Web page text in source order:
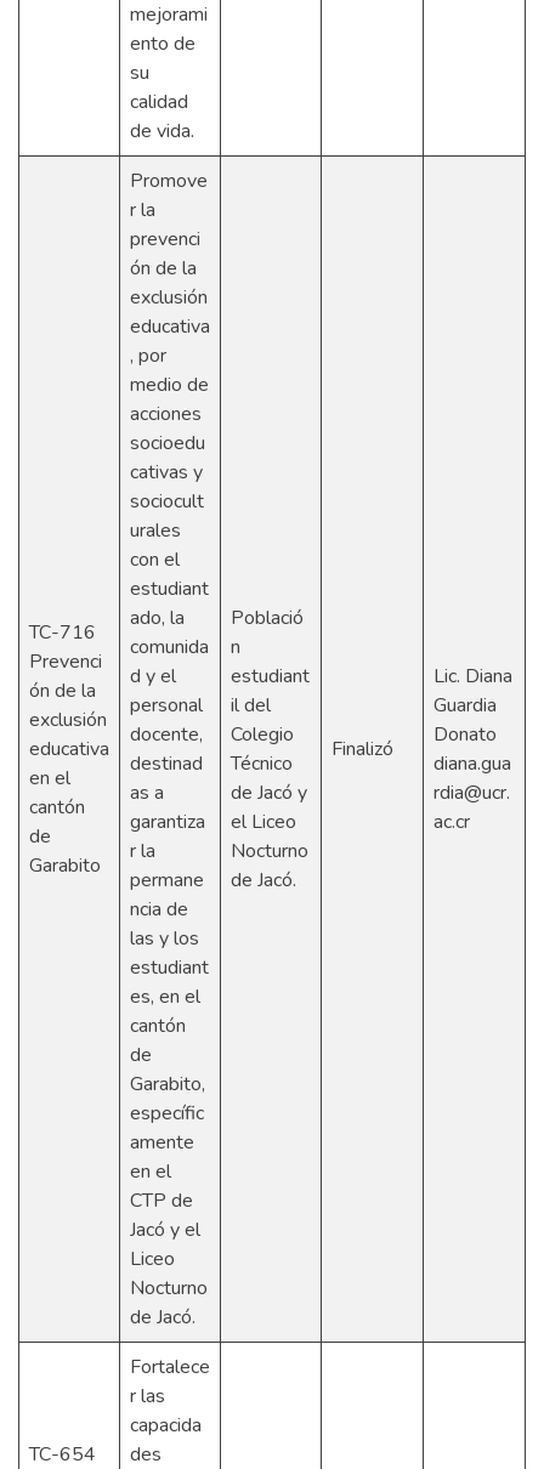
mejorami
ento de
su
calidad
de vida.
TC-716
Prevenci
ón de la
exclusión
educativa
en el
cantón
de
Garabito
Promove
r la
prevenci
ón de la
exclusión
educativa
, por
medio de
acciones
socioedu
cativas y
sociocult
urales
con el
estudiant
ado, la
comunida
d y el
personal
docente,
destinad
as a
garantiza
r la
permane
ncia de
las y los
estudiant
es, en el
cantón
de
Garabito,
específic
amente
en el
CTP de
Jacó y el
Liceo
Nocturno
de Jacó.
Població
n
estudiant
il del
Colegio
Técnico
de Jacó y
el Liceo
Nocturno
de Jacó.
Finalizó
Lic. Diana
Guardia
Donato
diana.gua
rdia@ucr.
ac.cr
TC-654
Fortalece
r las
capacida
des